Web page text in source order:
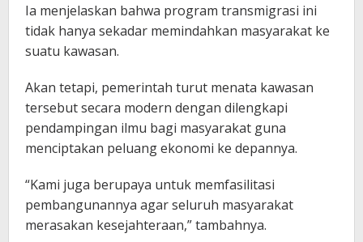
Ia menjelaskan bahwa program transmigrasi ini
tidak hanya sekadar memindahkan masyarakat ke
suatu kawasan.
Akan tetapi, pemerintah turut menata kawasan
tersebut secara modern dengan dilengkapi
pendampingan ilmu bagi masyarakat guna
menciptakan peluang ekonomi ke depannya.
“Kami juga berupaya untuk memfasilitasi
pembangunannya agar seluruh masyarakat
merasakan kesejahteraan,” tambahnya.